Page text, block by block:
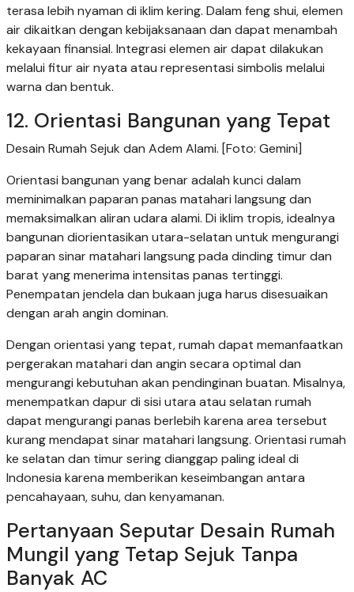
terasa lebih nyaman di iklim kering. Dalam feng shui, elemen
air dikaitkan dengan kebijaksanaan dan dapat menambah
kekayaan finansial. Integrasi elemen air dapat dilakukan
melalui fitur air nyata atau representasi simbolis melalui
warna dan bentuk.
12. Orientasi Bangunan yang Tepat
Desain Rumah Sejuk dan Adem Alami. [Foto: Gemini]
Orientasi bangunan yang benar adalah kunci dalam
meminimalkan paparan panas matahari langsung dan
memaksimalkan aliran udara alami. Di iklim tropis, idealnya
bangunan diorientasikan utara-selatan untuk mengurangi
paparan sinar matahari langsung pada dinding timur dan
barat yang menerima intensitas panas tertinggi.
Penempatan jendela dan bukaan juga harus disesuaikan
dengan arah angin dominan.
Dengan orientasi yang tepat, rumah dapat memanfaatkan
pergerakan matahari dan angin secara optimal dan
mengurangi kebutuhan akan pendinginan buatan. Misalnya,
menempatkan dapur di sisi utara atau selatan rumah
dapat mengurangi panas berlebih karena area tersebut
kurang mendapat sinar matahari langsung. Orientasi rumah
ke selatan dan timur sering dianggap paling ideal di
Indonesia karena memberikan keseimbangan antara
pencahayaan, suhu, dan kenyamanan.
Pertanyaan Seputar Desain Rumah
Mungil yang Tetap Sejuk Tanpa
Banyak AC